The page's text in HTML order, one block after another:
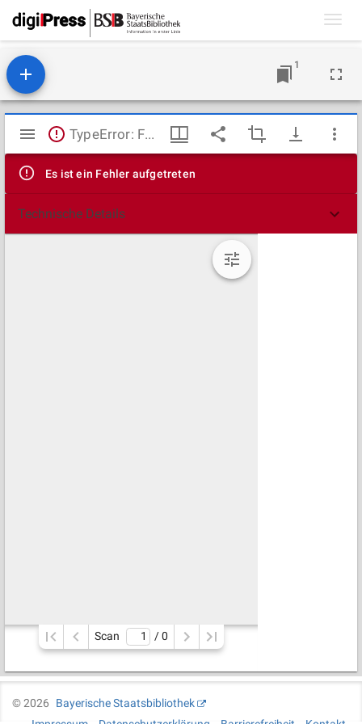
1
Mirador
Viewer
TypeError: Failed to fetch
Es ist ein Fehler aufgetreten
Technische Details
Scan / 0
©2026
Bayerische Staatsbibliothek